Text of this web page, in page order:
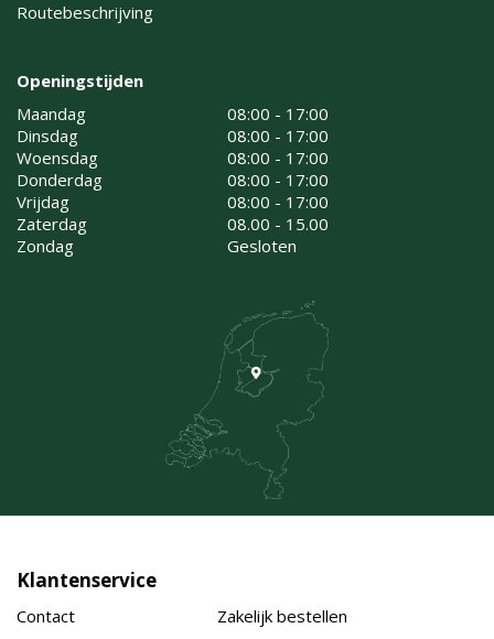
Routebeschrijving
Openingstijden
Maandag
08:00 - 17:00
Dinsdag
08:00 - 17:00
Woensdag
08:00 - 17:00
Donderdag
08:00 - 17:00
Vrijdag
08:00 - 17:00
Zaterdag
08.00 - 15.00
Zondag
Gesloten
Klantenservice
Contact
Zakelijk bestellen